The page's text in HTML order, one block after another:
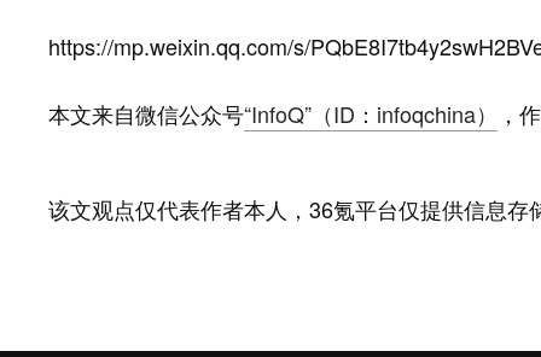
https://mp.weixin.qq.com/s/
本文来自微信公众号“InfoQ”（ID：infoqchina） ，
该文观点仅代表作者本人，36氪平台仅提供信息存